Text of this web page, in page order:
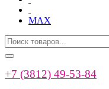
MAX
+7 (3812) 49-53-84